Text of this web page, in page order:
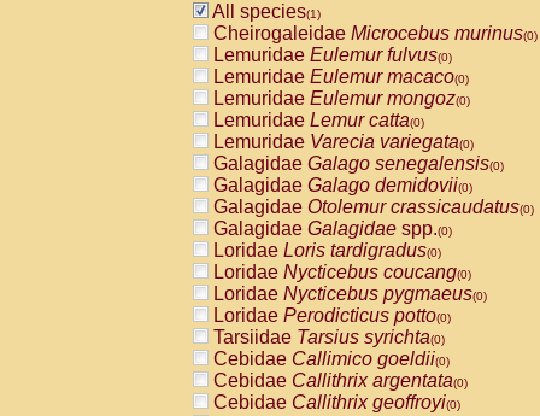
All species(1)
Cheirogaleidae Microcebus murinus(0)
Lemuridae Eulemur fulvus(0)
Lemuridae Eulemur macaco(0)
Lemuridae Eulemur mongoz(0)
Lemuridae Lemur catta(0)
Lemuridae Varecia variegata(0)
Galagidae Galago senegalensis(0)
Galagidae Galago demidovii(0)
Galagidae Otolemur crassicaudatus(0)
Galagidae Galagidae spp.(0)
Loridae Loris tardigradus(0)
Loridae Nycticebus coucang(0)
Loridae Nycticebus pygmaeus(0)
Loridae Perodicticus potto(0)
Tarsiidae Tarsius syrichta(0)
Cebidae Callimico goeldii(0)
Cebidae Callithrix argentata(0)
Cebidae Callithrix geoffroyi(0)